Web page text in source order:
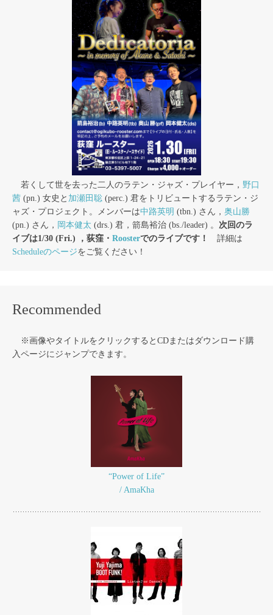
若くして世を去った二人のラテン・ジャズ・プレイヤー， 野口
茜 (pn.) 女史と 加瀬田聡 (perc.) 君をトリビュートするラテン・ジ
ャズ・プロジェクト。メンバーは中路英明 (tbn.) さん， 奥山勝
(pn.) さん， 岡本健太 (drs.) 君，箭島裕治 (bs./leader) 。 次回のラ
イブは1/30 (Fri.) ，荻窪・ Roosterでのライブです！
詳細は
Scheduleのページをご覧ください！
Recommended
※画像やタイトルをクリックするとCDまたはダウンロード購
入ページにジャンプできます。
“Power of Life”
/ AmaKha